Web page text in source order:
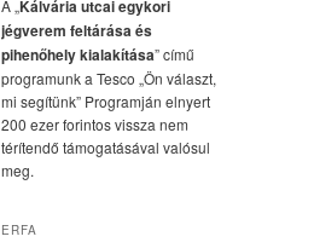
A „Kálvária utcai egykori
jégverem feltárása és
pihenőhely kialakítása” című
programunk a Tesco „Ön választ,
mi segítünk” Programján elnyert
200 ezer forintos vissza nem
térítendő támogatásával valósul
meg.
ERFA